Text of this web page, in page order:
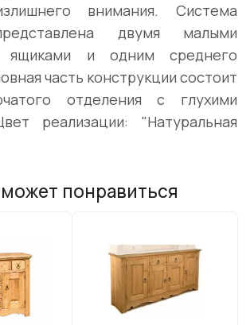
внимания. Система
двумя малыми
ящиками и одним среднего
часть конструкции состоит
отделения с глухими
реализации: "Натуральная
понравиться